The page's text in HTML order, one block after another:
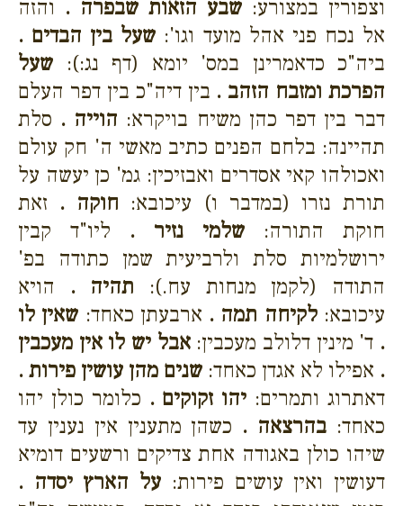
וצפורין במצורע: שבע הזאות שבפרה . והזה
אל נכח פני אהל מועד וגו': שעל בין הבדים .
ביה"כ כדאמרינן במס' יומא (דף נג:): שעל
הפרכת ומזבח הזהב . בין דיה"כ בין דפר העלם
דבר בין דפר כהן משיח בויקרא: הוייה . סלת
תהיינה: בלחם הפנים כתיב מאשי ה' חק עולם
ואכולהו קאי אסדרים ואבזיכין: גמ' כן יעשה על
תורת נזרו (במדבר ו) עיכובא: חוקה . זאת
חוקת התורה: שלמי נזיר . ליו"ד קבין
ירושלמיות סלת ולרביעית שמן כתודה בפ'
התודה (לקמן מנחות עח.): תהיה . הויא
עיכובא:לקיחה תמה . ארבעתן כאחד: שאין לו
. ד' מינין דלולב מעכבין:אבל יש לו אין מעכבין
. אפילו לא אגדן כאחד: שנים מהן עושין פירות .
דאתרוג ותמרים: יהו זקוקים . כלומר כולן יהו
כאחד: בהרצאה . כשהן מתענין אין נענין עד
שיהו כולן באגודה אחת צדיקים ורשעים דומיא
דעושין ואין עושים פירות: על הארץ יסדה .